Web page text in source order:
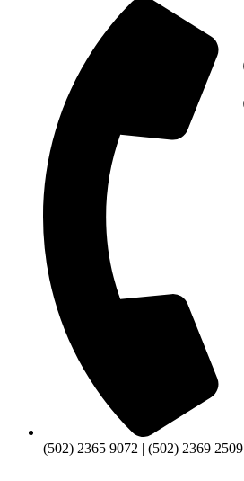
(502) 2365 9072 | (502) 2369 2509